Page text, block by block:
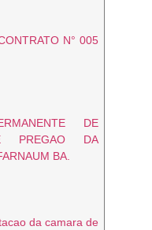
N° 005
DE
PREGAO DA
BA.
da camara de